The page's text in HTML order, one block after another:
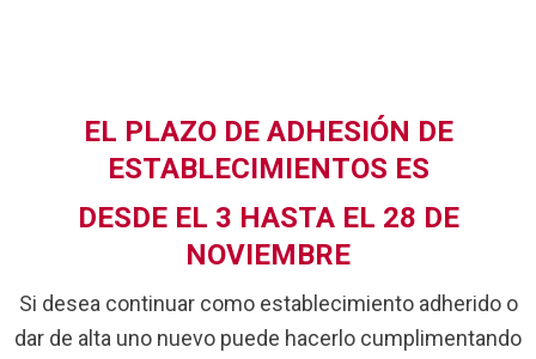
EL PLAZO DE ADHESIÓN DE
ESTABLECIMIENTOS ES
DESDE EL 3 HASTA EL 28 DE
NOVIEMBRE
Si desea continuar como establecimiento adherido o
dar de alta uno nuevo puede hacerlo cumplimentando